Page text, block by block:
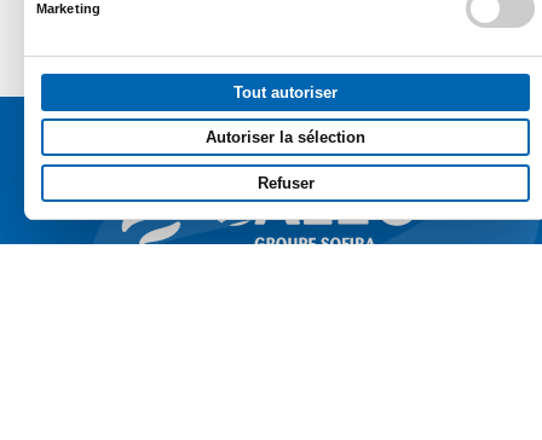
Marketing
Tout autoriser
Autoriser la sélection
Refuser